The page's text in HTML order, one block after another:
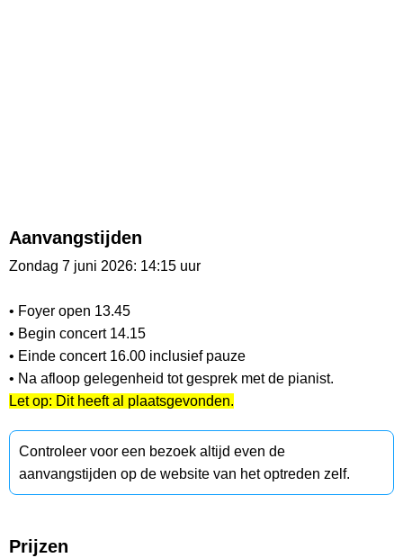
Aanvangstijden
Zondag 7 juni 2026: 14:15 uur
• Foyer open 13.45
• Begin concert 14.15
• Einde concert 16.00 inclusief pauze
• Na afloop gelegenheid tot gesprek met de pianist.
Let op: Dit heeft al plaatsgevonden.
Controleer voor een bezoek altijd even de
aanvangstijden op de website van het optreden zelf.
Prijzen